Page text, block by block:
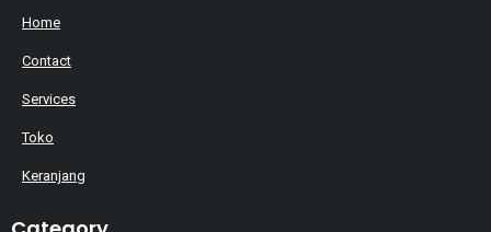
Home
Contact
Services
Toko
Keranjang